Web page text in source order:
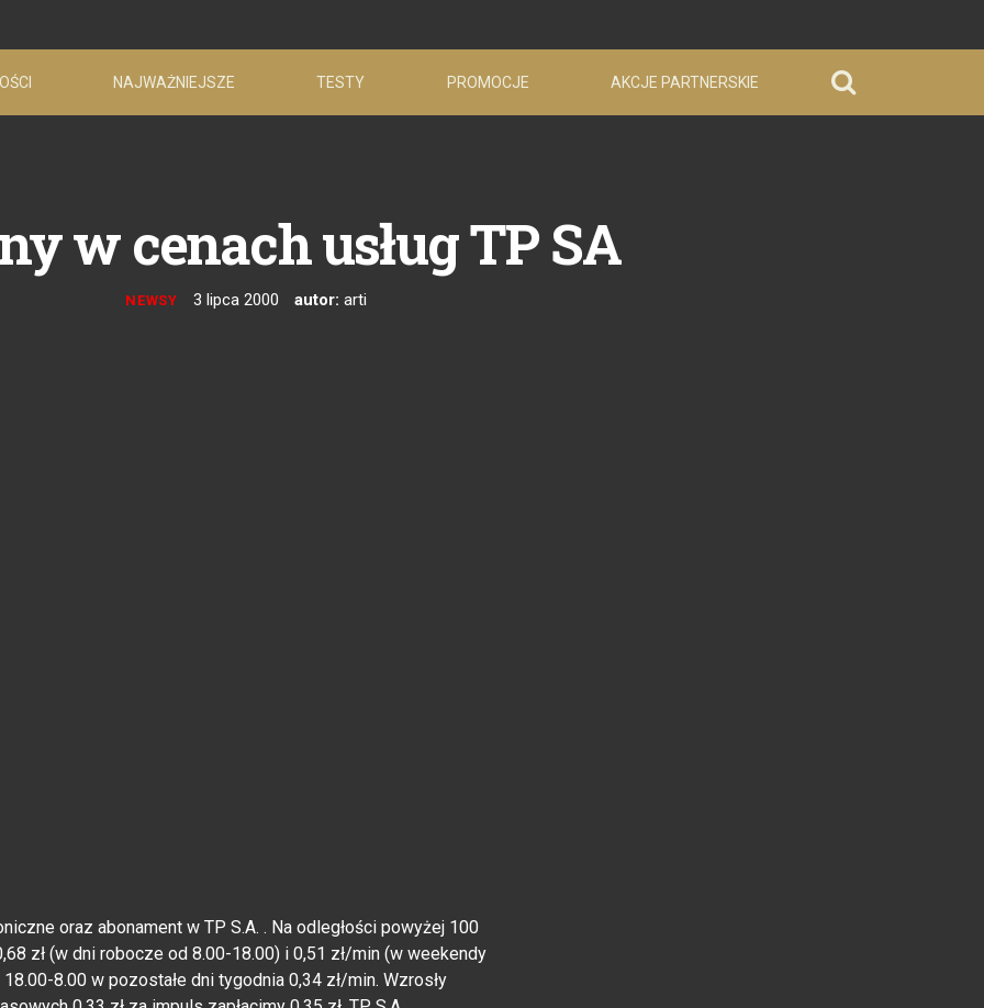
NAJWAŻNIEJSZE TESTY PROMOCJE AKCJE PARTNERSKIE
w cenach usług TP SA
NEWSY 3 lipca 2000 autor: arti
oraz abonament w TP S.A. . Na odległości powyżej 100
zł (w dni robocze od 8.00-18.00) i 0,51 zł/min (w weekendy
8.00 w pozostałe dni tygodnia 0,34 zł/min. Wzrosły